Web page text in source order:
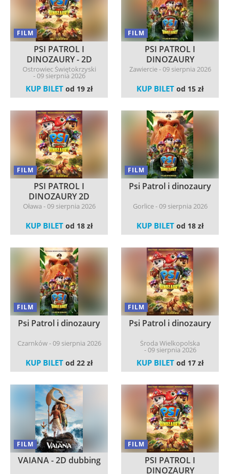
FILM
PSI PATROL I
DINOZAURY - 2D
dubbing
Ostrowiec Świętokrzyski
- 09 sierpnia 2026
KUP BILET od 19 zł
FILM
PSI PATROL I
DINOZAURY
Zawiercie - 09 sierpnia 2026
KUP BILET od 15 zł
FILM
PSI PATROL I
DINOZAURY 2D
dubbing
Oława - 09 sierpnia 2026
KUP BILET od 18 zł
FILM
Psi Patrol i dinozaury
Gorlice - 09 sierpnia 2026
KUP BILET od 18 zł
FILM
Psi Patrol i dinozaury
Czarnków - 09 sierpnia 2026
KUP BILET od 22 zł
FILM
Psi Patrol i dinozaury
Środa Wielkopolska
- 09 sierpnia 2026
KUP BILET od 17 zł
FILM
VAIANA - 2D dubbing
FILM
PSI PATROL I
DINOZAURY